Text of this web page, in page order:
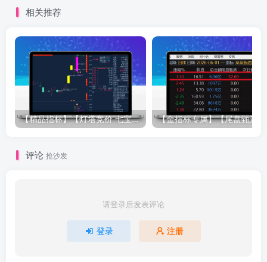
相关推荐
【精品指标】【灯塔竞价 七宝妙树 资金1号 龙年1号池】四合一完整版（众筹系列）
评论 抢沙发
请登录后发表评论
登录 注册